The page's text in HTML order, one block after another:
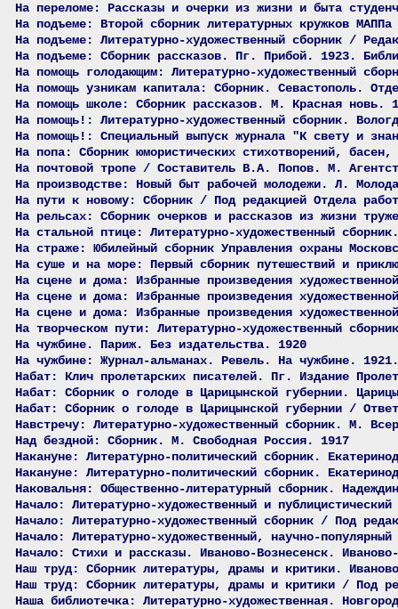
На переломе: Рассказы и очерки из жизни и быта
На подъеме: Второй сборник литературных кружков
На подъеме: Литературно-художественный сборник /
На подъеме: Сборник рассказов. Пг. Прибой. 1923.
На помощь голодающим: Литературно-художественный
На помощь узникам капитала: Сборник. Севастополь.
На помощь школе: Сборник рассказов. М. Красная новь.
На помощь!: Литературно-художественный сборник.
На помощь!: Специальный выпуск журнала "К свету и
На попа: Сборник юмористических стихотворений,
На почтовой тропе / Составитель В.А. Попов. М.
На производстве: Новый быт рабочей молодежи. Л.
На пути к новому: Сборник / Под редакцией Отдела
На рельсах: Сборник очерков и рассказов из жизни
На стальной птице: Литературно-художественный
На страже: Юбилейный сборник Управления охраны
На суше и на море: Первый сборник путешествий и
На сцене и дома: Избранные произведения
На сцене и дома: Избранные произведения
На сцене и дома: Избранные произведения
На творческом пути: Литературно-художественный
На чужбине. Париж. Без издательства. 1920
На чужбине: Журнал-альманах. Ревель. На чужбине.
Набат: Клич пролетарских писателей. Пг. Издание
Набат: Сборник о голоде в Царицынской губернии.
Набат: Сборник о голоде в Царицынской губернии /
Навстречу: Литературно-художественный сборник. М.
Над бездной: Сборник. М. Свободная Россия. 1917
Накануне: Литературно-политический сборник.
Накануне: Литературно-политический сборник.
Наковальня: Общественно-литературный сборник.
Начало: Литературно-художественный и
Начало: Литературно-художественный сборник / Под
Начало: Литературно-художественный, научно-
Начало: Стихи и рассказы. Иваново-Вознесенск.
Наш труд: Сборник литературы, драмы и критики.
Наш труд: Сборник литературы, драмы и критики / Под
Наша библиотечка: Литературно-художественная.